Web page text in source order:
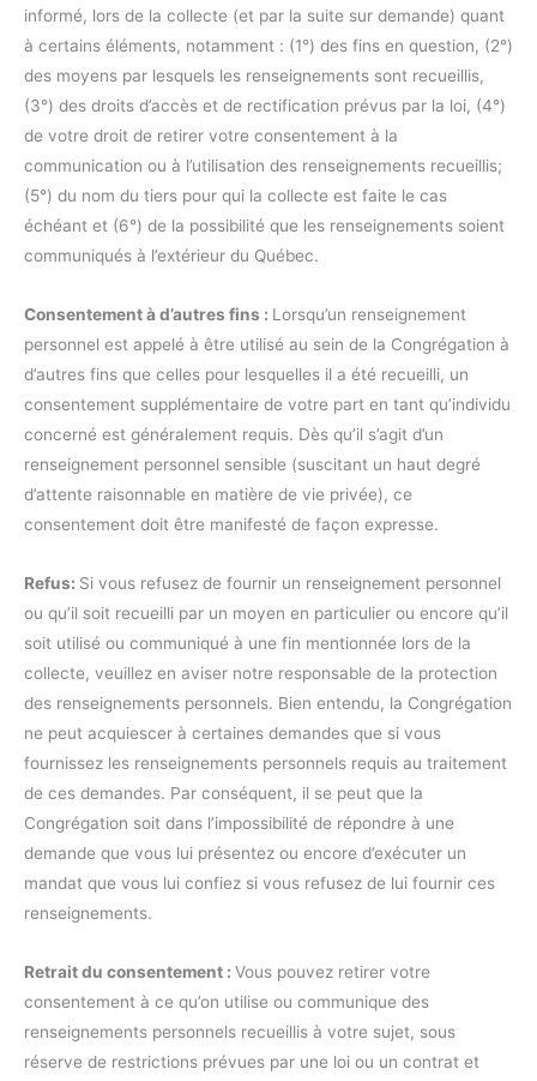
informé, lors de la collecte (et par la suite sur demande) quant
à certains éléments, notamment : (1°) des fins en question, (2°)
des moyens par lesquels les renseignements sont recueillis,
(3°) des droits d’accès et de rectification prévus par la loi, (4°)
de votre droit de retirer votre consentement à la
communication ou à l’utilisation des renseignements recueillis;
(5°) du nom du tiers pour qui la collecte est faite le cas
échéant et (6°) de la possibilité que les renseignements soient
communiqués à l’extérieur du Québec.
Consentement à d’autres fins : Lorsqu’un renseignement
personnel est appelé à être utilisé au sein de la Congrégation à
d’autres fins que celles pour lesquelles il a été recueilli, un
consentement supplémentaire de votre part en tant qu’individu
concerné est généralement requis. Dès qu’il s’agit d’un
renseignement personnel sensible (suscitant un haut degré
d’attente raisonnable en matière de vie privée), ce
consentement doit être manifesté de façon expresse.
Refus: Si vous refusez de fournir un renseignement personnel
ou qu’il soit recueilli par un moyen en particulier ou encore qu’il
soit utilisé ou communiqué à une fin mentionnée lors de la
collecte, veuillez en aviser notre responsable de la protection
des renseignements personnels. Bien entendu, la Congrégation
ne peut acquiescer à certaines demandes que si vous
fournissez les renseignements personnels requis au traitement
de ces demandes. Par conséquent, il se peut que la
Congrégation soit dans l’impossibilité de répondre à une
demande que vous lui présentez ou encore d’exécuter un
mandat que vous lui confiez si vous refusez de lui fournir ces
renseignements.
Retrait du consentement : Vous pouvez retirer votre
consentement à ce qu’on utilise ou communique des
renseignements personnels recueillis à votre sujet, sous
réserve de restrictions prévues par une loi ou un contrat et